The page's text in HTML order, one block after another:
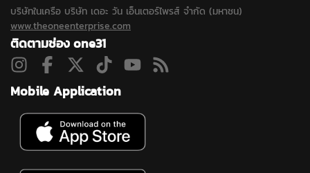
บริษัทในเครือ บริษัท เดอะ วัน เอ็นเตอร์ไพรส์ จำกัด (มหาชน)
www.theoneenterprise.com
ติดตามช่อง one31
Mobile Application